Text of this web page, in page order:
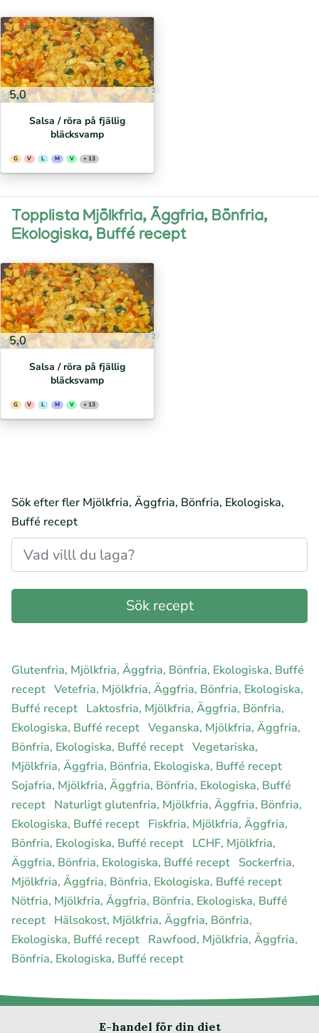
5,0 2
Salsa / röra på fjällig
bläcksvamp
G V L M V + 13
Topplista Mjölkfria, Äggfria, Bönfria,
Ekologiska, Buffé recept
5,0 2
Salsa / röra på fjällig
bläcksvamp
G V L M V + 13
Sök efter fler Mjölkfria, Äggfria, Bönfria, Ekologiska,
Buffé recept
Glutenfria, Mjölkfria, Äggfria, Bönfria, Ekologiska, Buffé
recept Vetefria, Mjölkfria, Äggfria, Bönfria, Ekologiska,
Buffé recept Laktosfria, Mjölkfria, Äggfria, Bönfria,
Ekologiska, Buffé recept Veganska, Mjölkfria, Äggfria,
Bönfria, Ekologiska, Buffé recept Vegetariska,
Mjölkfria, Äggfria, Bönfria, Ekologiska, Buffé recept
Sojafria, Mjölkfria, Äggfria, Bönfria, Ekologiska, Buffé
recept Naturligt glutenfria, Mjölkfria, Äggfria, Bönfria,
Ekologiska, Buffé recept Fiskfria, Mjölkfria, Äggfria,
Bönfria, Ekologiska, Buffé recept LCHF, Mjölkfria,
Äggfria, Bönfria, Ekologiska, Buffé recept Sockerfria,
Mjölkfria, Äggfria, Bönfria, Ekologiska, Buffé recept
Nötfria, Mjölkfria, Äggfria, Bönfria, Ekologiska, Buffé
recept Hälsokost, Mjölkfria, Äggfria, Bönfria,
Ekologiska, Buffé recept Rawfood, Mjölkfria, Äggfria,
Bönfria, Ekologiska, Buffé recept
E-handel för din diet